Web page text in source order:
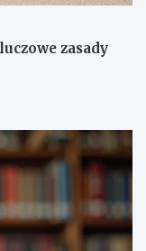
zasady